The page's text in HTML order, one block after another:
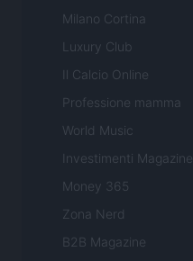
Milano Cortina
Luxury Club
Il Calcio Online
Professione mamma
World Music
Investimenti Magazine
Money 365
Zona Nerd
B2B Magazine